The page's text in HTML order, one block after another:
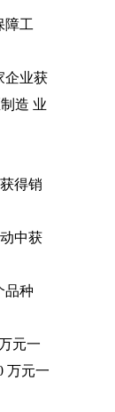
障工
企业获
造 业
得销
中获
品种
元一
万元一